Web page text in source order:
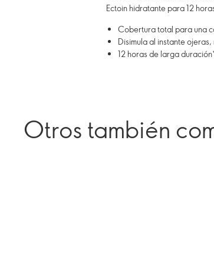
Ectoin hidratante para 12
Cobertura total para una
Disimula al instante
12 horas de larga
Otros también